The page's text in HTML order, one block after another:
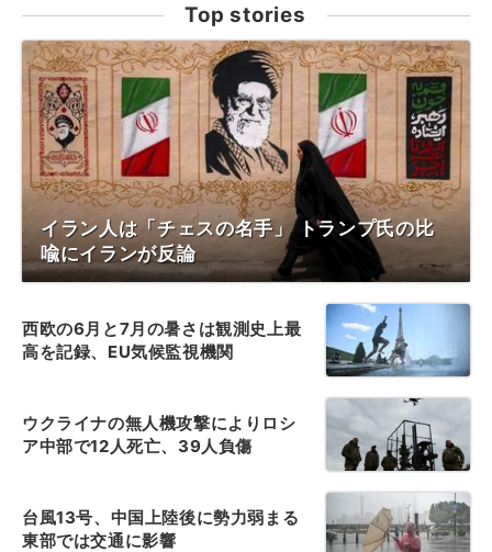
Top stories
イラン人は「チェスの名手」 トランプ氏の比
喩にイランが反論
西欧の6月と7月の暑さは観測史上最
高を記録、EU気候監視機関
ウクライナの無人機攻撃によりロシ
ア中部で12人死亡、39人負傷
台風13号、中国上陸後に勢力弱まる
東部では交通に影響